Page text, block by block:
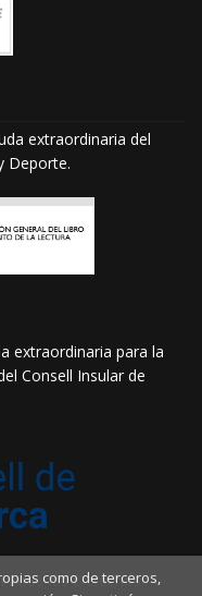
extraordinaria del
Deporte.
extraordinaria para la
Consell Insular de
los Derechos
como de terceros,